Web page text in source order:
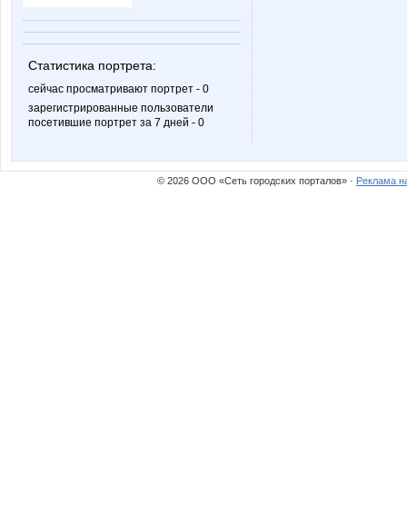
Статистика портрета:
сейчас просматривают портрет - 0
зарегистрированные пользователи
посетившие портрет за 7 дней - 0
© 2026 ООО «Сеть городских порталов» · Реклама